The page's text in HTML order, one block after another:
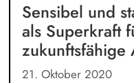
Sensibel und
als Superkraft
zukunftsfähige
21. Oktober 2020